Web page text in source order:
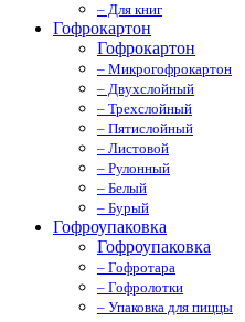
– Для книг
Гофрокартон
Гофрокартон
– Микрогофрокартон
– Двухслойный
– Трехслойный
– Пятислойный
– Листовой
– Рулонный
– Белый
– Бурый
Гофроупаковка
Гофроупаковка
– Гофротара
– Гофролотки
– Упаковка для пиццы